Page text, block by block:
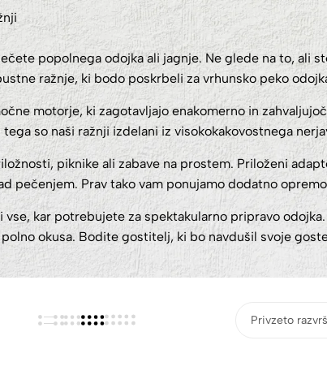
popolnega odojka ali jagnje. Ne glede na to, ali
ražnje, ki bodo poskrbeli za vrhunsko peko
motorje, ki zagotavljajo enakomerno in
so naši ražnji izdelani iz visokokakovostnega
piknike ali zabave na prostem. Priloženi
pečenjem. Prav tako vam ponujamo dodatno
kar potrebujete za spektakularno pripravo
okusa. Bodite gostitelj, ki bo navdušil svoje